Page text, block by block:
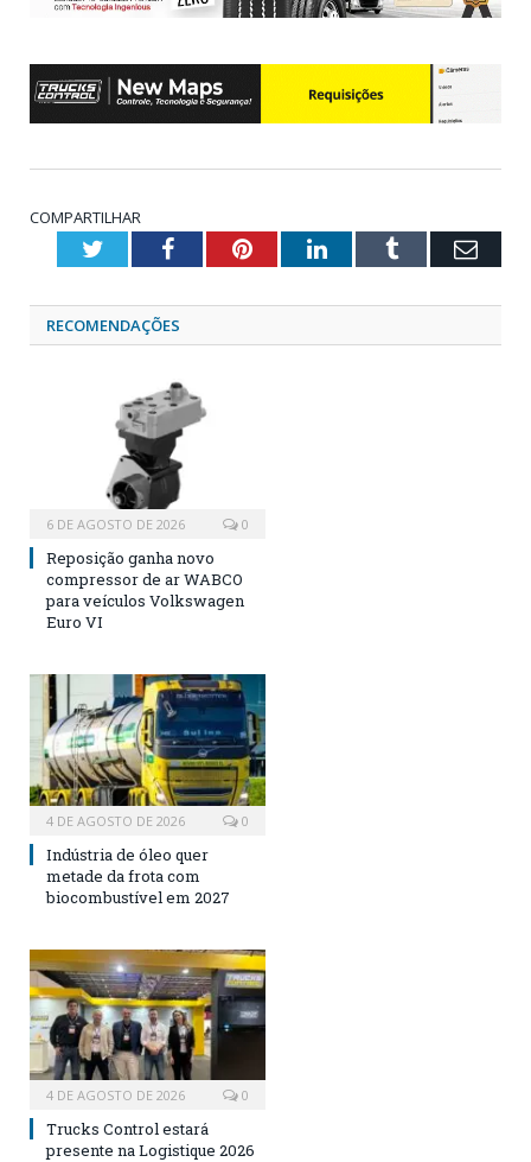
COMPARTILHAR
TwitterFacebookPinterestLinkedInTumblr
RECOMENDAÇÕES
6 DE AGOSTO DE 2026 0
Reposição ganha novo
compressor de ar WABCO
para veículos Volkswagen
Euro VI
4 DE AGOSTO DE 2026 0
Indústria de óleo quer
metade da frota com
biocombustível em 2027
4 DE AGOSTO DE 2026 0
Trucks Control estará
presente na Logistique 2026